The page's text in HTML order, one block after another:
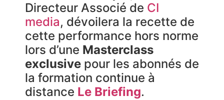
Directeur Associé de CI
media, dévoilera la recette de
cette performance hors norme
lors d’une Masterclass
exclusive pour les abonnés de
la formation continue à
distance Le Briefing.